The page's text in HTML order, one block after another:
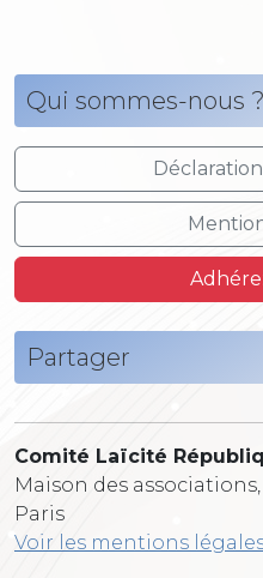
Qui sommes-nous ?
Partager
Comité Laïcité
Maison des
Paris
Voir les mentions